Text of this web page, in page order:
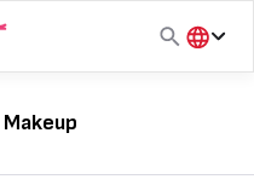
हिंदी
Makeup